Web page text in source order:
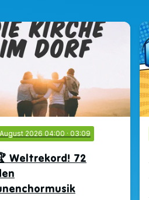
2026 04:00 · 03:09
Weltrekord! 72